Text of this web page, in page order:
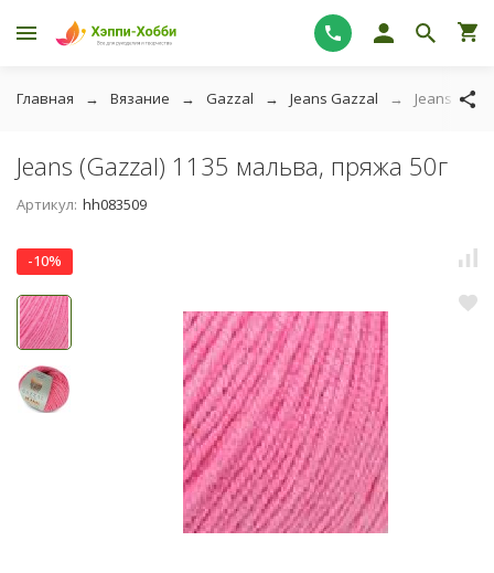
Главная Вязание Gazzal Jeans Gazzal Jeans
Jeans (Gazzal) 1135 мальва, пряжа 50г
Артикул: hh083509
-10%